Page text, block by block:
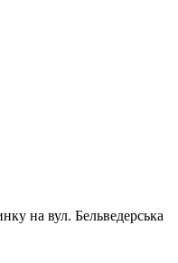
на вул. Бельведерська